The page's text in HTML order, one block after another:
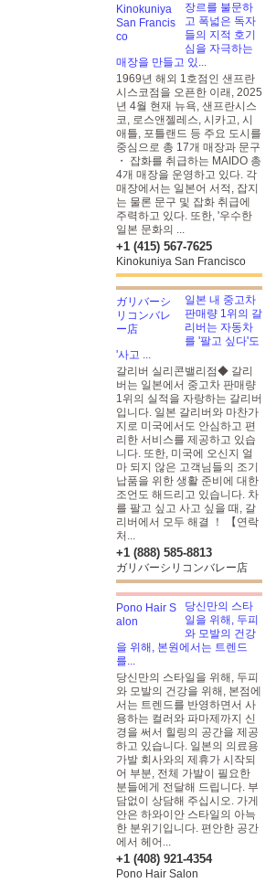
장르를 불문하
고 폭넓은 독자
들의 지적 호기
심을 자극하는
매장을 만들고 있...
1969년 해외 1호점인 샌프란
시스코점을 오픈한 이래, 2025
년 4월 현재 뉴욕, 샌프란시스
코, 로스앤젤레스, 시카고, 시
애틀, 포틀랜드 등 주요 도시를
중심으로 총 17개 매장과 문구
・ 잡화를 취급하는 MAIDO 총
4개 매장을 운영하고 있다. 각
매장에서는 일본어 서적, 잡지
는 물론 문구 및 잡화 취급에
주력하고 있다. 또한, '우수한
일본 문화의 ...
+1 (415) 567-7625
Kinokuniya San Francisco
일본 내 중고차
판매량 1위의 갈
리버는 자동차
를 '팔고 싶다'도
'사고 ...
갈리버 실리콘밸리점◆ 갈리
버는 일본에서 중고차 판매량
1위의 실적을 자랑하는 갈리버
입니다. 일본 갈리버와 마찬가
지로 미국에서도 안심하고 편
리한 서비스를 제공하고 있습
니다. 또한, 미국에 오신지 얼
마 되지 않은 고객님들의 조기
납품을 위한 생활 준비에 대한
조언도 해드리고 있습니다. 차
를 팔고 싶고 사고 싶을 때, 갈
리버에서 모두 해결 ！ 【연락
처...
+1 (888) 585-8813
ガリバーシリコンバレー店
당신만의 스타
일을 위해, 두피
와 모발의 건강
을 위해, 본원에서는 트렌드
를...
당신만의 스타일을 위해, 두피
와 모발의 건강을 위해, 본점에
서는 트렌드를 반영하면서 사
용하는 컬러와 파마제까지 신
경을 써서 힐링의 공간을 제공
하고 있습니다. 일본의 의료용
가발 회사와의 제휴가 시작되
어 부분, 전체 가발이 필요한
분들에게 전달해 드립니다. 부
담없이 상담해 주십시오. 가게
안은 하와이안 스타일의 아늑
한 분위기입니다. 편안한 공간
에서 헤어...
+1 (408) 921-4354
Pono Hair Salon